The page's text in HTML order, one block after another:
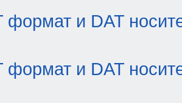
формат и DAT
формат и DAT